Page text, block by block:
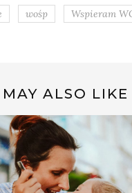
wośp Wspieram
ALSO LIKE